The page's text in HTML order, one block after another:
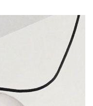
desde